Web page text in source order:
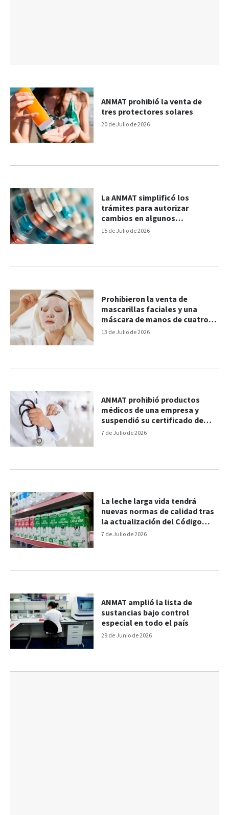
20 de Julio de 2026
ANMAT prohibió la venta de
tres protectores solares
15 de Julio de 2026
La ANMAT simplificó los
trámites para autorizar
cambios en algunos
medicamentos
13 de Julio de 2026
Prohibieron la venta de
mascarillas faciales y una
máscara de manos de cuatro
marcas
7 de Julio de 2026
ANMAT prohibió productos
médicos de una empresa y
suspendió su certificado de
fabricación
7 de Julio de 2026
La leche larga vida tendrá
nuevas normas de calidad tras
la actualización del Código
Alimentario
29 de Junio de 2026
ANMAT amplió la lista de
sustancias bajo control
especial en todo el país